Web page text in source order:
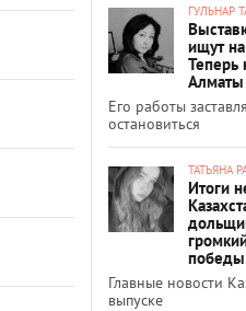
ГУЛЬНАР
ищут
Теперь
Алматы
Его работы
остановиться
ТАТЬЯНА
Итоги
победы
Главные новости
выпуске